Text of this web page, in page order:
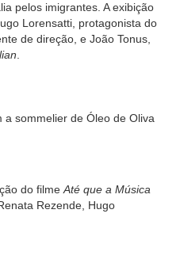
pelos imigrantes. A exibição
Lorensatti, protagonista do
de direção, e João Tonus,
sommelier de Óleo de Oliva
do filme Até que a Música
Rezende, Hugo